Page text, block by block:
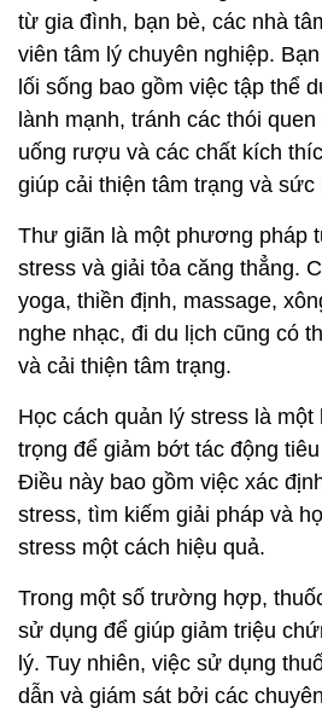
từ gia đình, bạn bè, các nhà
viên tâm lý chuyên nghiệp.
lối sống bao gồm việc tập thể
lành mạnh, tránh các thói
uống rượu và các chất kích
giúp cải thiện tâm trạng và sức
Thư giãn là một phương pháp
stress và giải tỏa căng thẳng.
yoga, thiền định, massage,
nghe nhạc, đi du lịch cũng có
và cải thiện tâm trạng.
Học cách quản lý stress là một
trọng để giảm bớt tác động
Điều này bao gồm việc xác
stress, tìm kiếm giải pháp và
stress một cách hiệu quả.
Trong một số trường hợp,
sử dụng để giúp giảm triệu
lý. Tuy nhiên, việc sử dụng
dẫn và giám sát bởi các